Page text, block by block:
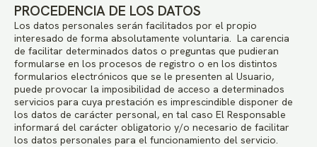
PROCEDENCIA DE LOS DATOS
Los datos personales serán facilitados por el propio
interesado de forma absolutamente voluntaria. La carencia
de facilitar determinados datos o preguntas que pudieran
formularse en los procesos de registro o en los distintos
formularios electrónicos que se le presenten al Usuario,
puede provocar la imposibilidad de acceso a determinados
servicios para cuya prestación es imprescindible disponer de
los datos de carácter personal, en tal caso El Responsable
informará del carácter obligatorio y/o necesario de facilitar
los datos personales para el funcionamiento del servicio.